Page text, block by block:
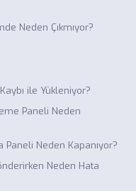
Neden Çıkmıyor?
ile Yükleniyor?
Paneli Neden
Neden Kapanıyor?
Neden Hata